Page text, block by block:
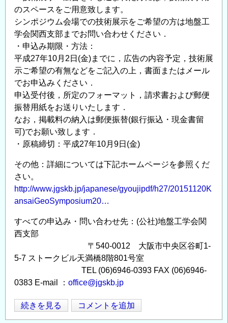
のスペースをご用意致します。
シンポジウム会場での技術展示をご希望の方は地盤工
学会関西支部までお問い合わせください．
・申込み期限・方法：
平成27年10月2日(金)までに，広告の内容予定，技術展
示ご希望の有無などをご記入の上，書面またはメール
でお申込みください．
申込受付後，所定のフォーマット，請求書および郵便
振替用紙をお送りいたします．
なお，掲載料の納入は郵便振替(銀行振込・現金書留
可)でお願い致します．
・原稿締切：平成27年10月9日(金)
その他：詳細については下記ホームページを参照くだ
さい。
http://www.jgskb.jp/japanese/gyoujipdf/h27/20151120K
ansaiGeoSymposium20…
すべての申込み・問い合わせ先：(公社)地盤工学会関
西支部
〒540-0012 大阪市中央区谷町1-
5-7 ストークビル天満橋8階801号室
TEL (06)6946-0393 FAX (06)6946-
0383 E-mail ： office@jgskb.jp
Kansai
Geo-
続きを見る コメントを追加